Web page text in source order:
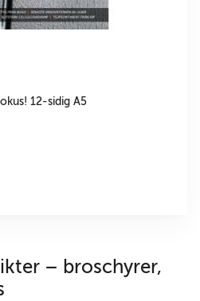
12-sidig A5
– broschyrer,